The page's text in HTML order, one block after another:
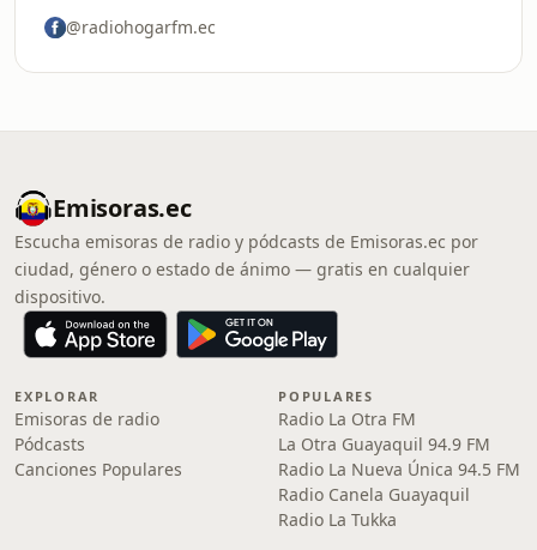
@radiohogarfm.ec
Emisoras.ec
Escucha emisoras de radio y pódcasts de Emisoras.ec por
ciudad, género o estado de ánimo — gratis en cualquier
dispositivo.
EXPLORAR
Emisoras de radio
Pódcasts
Canciones Populares
POPULARES
Radio La Otra FM
La Otra Guayaquil 94.9 FM
Radio La Nueva Única 94.5 FM
Radio Canela Guayaquil
Radio La Tukka